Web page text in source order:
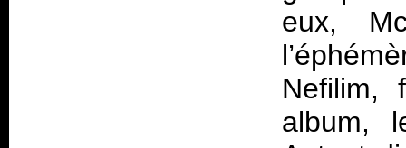
eux,
Nefilim,
album,